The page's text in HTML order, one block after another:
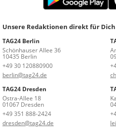
Unsere Redaktionen direkt für
TAG24 Berlin
Schönhauser Allee 36
10435 Berlin
+49 30 120880900
berlin@tag24.de
TAG24 Dresden
Ostra-Allee 18
01067 Dresden
+49 351 888-2424
dresden@tag24.de